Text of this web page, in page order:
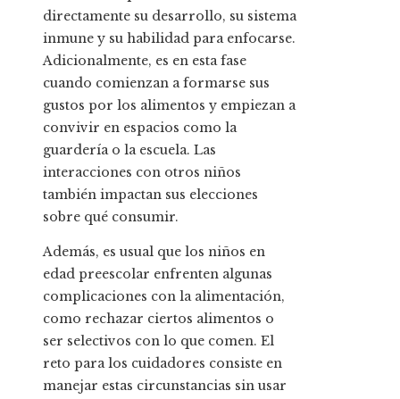
directamente su desarrollo, su sistema
inmune y su habilidad para enfocarse.
Adicionalmente, es en esta fase
cuando comienzan a formarse sus
gustos por los alimentos y empiezan a
convivir en espacios como la
guardería o la escuela. Las
interacciones con otros niños
también impactan sus elecciones
sobre qué consumir.
Además, es usual que los niños en
edad preescolar enfrenten algunas
complicaciones con la alimentación,
como rechazar ciertos alimentos o
ser selectivos con lo que comen. El
reto para los cuidadores consiste en
manejar estas circunstancias sin usar